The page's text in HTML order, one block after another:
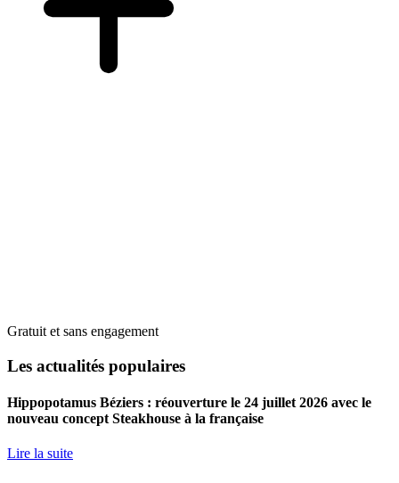
Gratuit et sans engagement
Les actualités populaires
Hippopotamus Béziers : réouverture le 24 juillet 2026 avec le
nouveau concept Steakhouse à la française
Lire la suite